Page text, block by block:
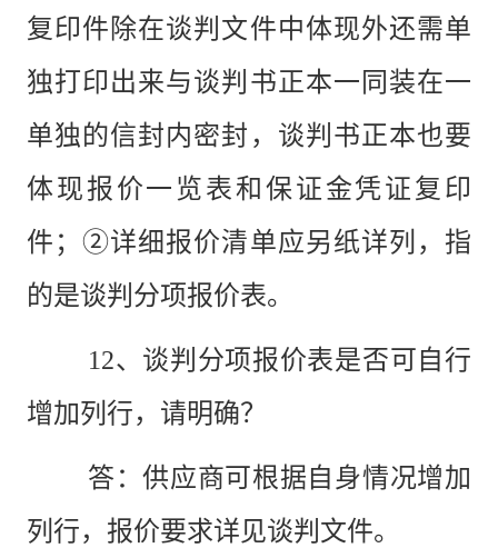
复印件除在谈判文件中体现外还需单
独打印出来与谈判书正本一同装在一
单独的信封内密封，谈判书正本也要
体现报价一览表和保证金凭证复印
件；②详细报价清单应另纸详列，指
的是谈判分项报价表。
12、谈判分项报价表是否可自行
增加列行，请明确？
答：供应商可根据自身情况增加
列行，报价要求详见谈判文件。